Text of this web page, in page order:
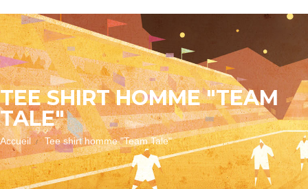
TEE SHIRT HOMME "TEAM
TALE"
Accueil Tee shirt homme "Team Tale"